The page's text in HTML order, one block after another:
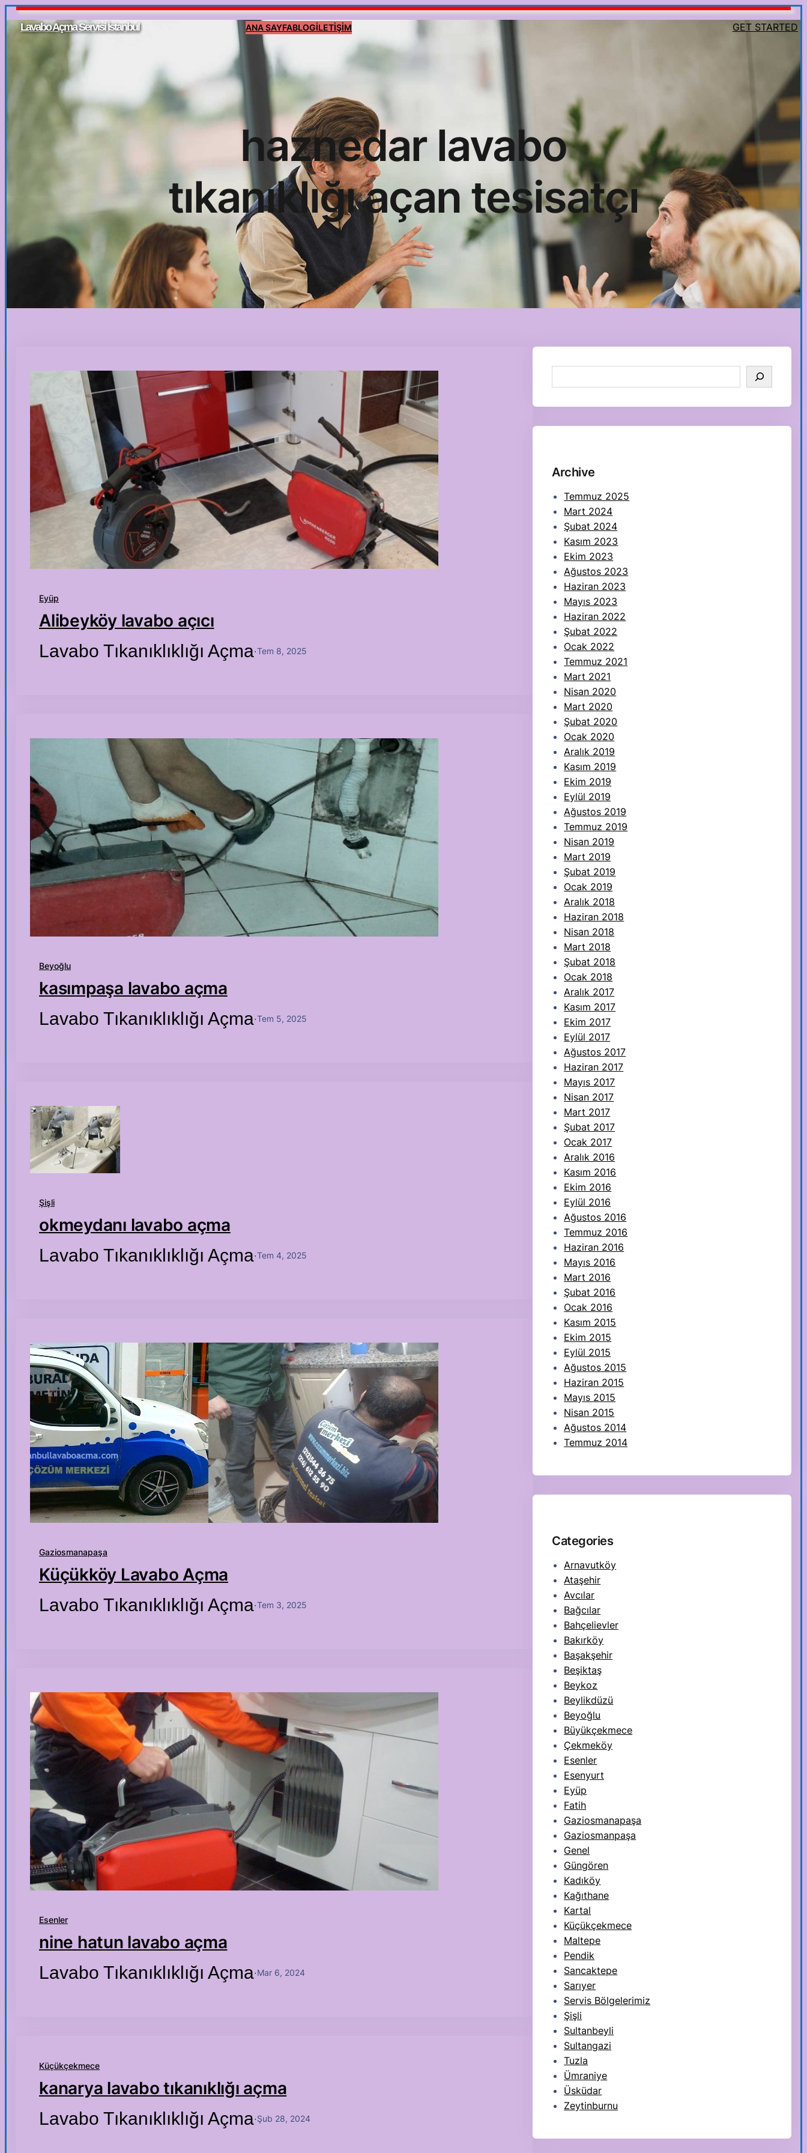
İçeriğe
geçLavabo Açma Servisi İstanbul ANA SAYFABLOGİLETİŞİM GET STARTED
haznedar lavabo
tıkanıklığı açan tesisatçı
Eyüp
Alibeyköy lavabo açıcı
Lavabo Tıkanıklıklığı Açma·Tem 8, 2025
Beyoğlu
kasımpaşa lavabo açma
Lavabo Tıkanıklıklığı Açma·Tem 5, 2025
Şişli
okmeydanı lavabo açma
Lavabo Tıkanıklıklığı Açma·Tem 4, 2025
Gaziosmanapaşa
Küçükköy Lavabo Açma
Lavabo Tıkanıklıklığı Açma·Tem 3, 2025
Esenler
nine hatun lavabo açma
Lavabo Tıkanıklıklığı Açma·Mar 6, 2024
Küçükçekmece
kanarya lavabo tıkanıklığı açma
Lavabo Tıkanıklıklığı Açma·Şub 28, 2024
e
Archive
Temmuz 2025
Mart 2024
Şubat 2024
Kasım 2023
Ekim 2023
Ağustos 2023
Haziran 2023
Mayıs 2023
Haziran 2022
Şubat 2022
Ocak 2022
Temmuz 2021
Mart 2021
Nisan 2020
Mart 2020
Şubat 2020
Ocak 2020
Aralık 2019
Kasım 2019
Ekim 2019
Eylül 2019
Ağustos 2019
Temmuz 2019
Nisan 2019
Mart 2019
Şubat 2019
Ocak 2019
Aralık 2018
Haziran 2018
Nisan 2018
Mart 2018
Şubat 2018
Ocak 2018
Aralık 2017
Kasım 2017
Ekim 2017
Eylül 2017
Ağustos 2017
Haziran 2017
Mayıs 2017
Nisan 2017
Mart 2017
Şubat 2017
Ocak 2017
Aralık 2016
Kasım 2016
Ekim 2016
Eylül 2016
Ağustos 2016
Temmuz 2016
Haziran 2016
Mayıs 2016
Mart 2016
Şubat 2016
Ocak 2016
Kasım 2015
Ekim 2015
Eylül 2015
Ağustos 2015
Haziran 2015
Mayıs 2015
Nisan 2015
Ağustos 2014
Temmuz 2014
Categories
Arnavutköy
Ataşehir
Avcılar
Bağcılar
Bahçelievler
Bakırköy
Başakşehir
Beşiktaş
Beykoz
Beylikdüzü
Beyoğlu
Büyükçekmece
Çekmeköy
Esenler
Esenyurt
Eyüp
Fatih
Gaziosmanapaşa
Gaziosmanpaşa
Genel
Güngören
Kadıköy
Kağıthane
Kartal
Küçükçekmece
Maltepe
Pendik
Sancaktepe
Sarıyer
Servis Bölgelerimiz
Şişli
Sultanbeyli
Sultangazi
Tuzla
Ümraniye
Üsküdar
Zeytinburnu